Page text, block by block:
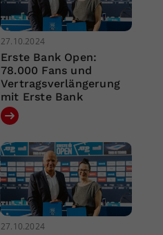
27.10.2024
Erste Bank Open:
78.000 Fans und
Vertragsverlängerung
mit Erste Bank
27.10.2024